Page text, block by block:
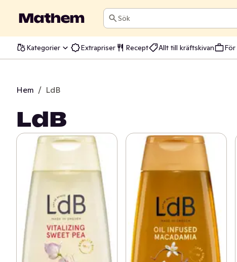
Sök
Kategorier Extrapriser Recept Allt till kräftskivan
Hem / LdB
LdB